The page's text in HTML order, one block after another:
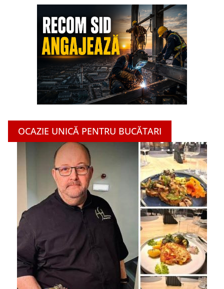
OCAZIE UNICĂ PENTRU BUCĂTARI